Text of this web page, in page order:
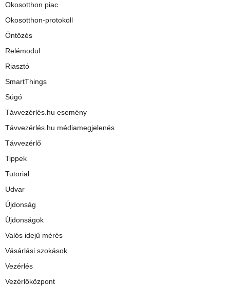
Okosotthon piac
Okosotthon-protokoll
Öntözés
Relémodul
Riasztó
SmartThings
Súgó
Távvezérlés.hu esemény
Távvezérlés.hu médiamegjelenés
Távvezérlő
Tippek
Tutorial
Udvar
Újdonság
Újdonságok
Valós idejű mérés
Vásárlási szokások
Vezérlés
Vezérlőközpont